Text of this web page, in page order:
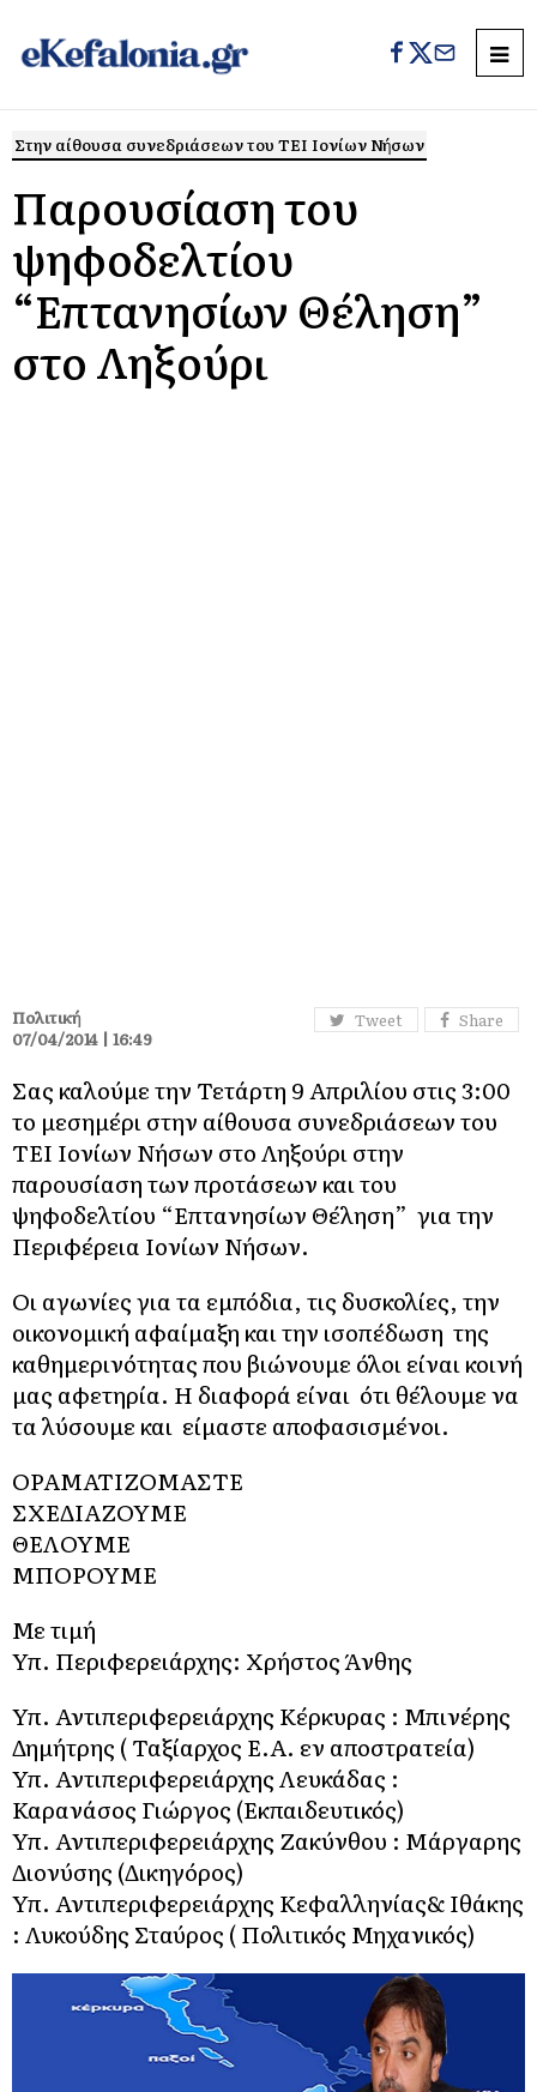
Στην αίθουσα συνεδριάσεων του ΤΕΙ Ιονίων Νήσων
Παρουσίαση του
ψηφοδελτίου
“Επτανησίων Θέληση”
στο Ληξούρι
Tweet Share
Πολιτική
07/04/2014 | 16:49
Σας καλούμε την Τετάρτη 9 Απριλίου στις 3:00
το μεσημέρι στην αίθουσα συνεδριάσεων του
ΤΕΙ Ιονίων Νήσων στο Ληξούρι στην
παρουσίαση των προτάσεων και του
ψηφοδελτίου “Επτανησίων Θέληση” για την
Περιφέρεια Ιονίων Νήσων.
Οι αγωνίες για τα εμπόδια, τις δυσκολίες, την
οικονομική αφαίμαξη και την ισοπέδωση της
καθημερινότητας που βιώνουμε όλοι είναι κοινή
μας αφετηρία. Η διαφορά είναι ότι θέλουμε να
τα λύσουμε και είμαστε αποφασισμένοι.
ΟΡΑΜΑΤΙΖΟΜΑΣΤΕ
ΣΧΕΔΙΑΖΟΥΜΕ
ΘΕΛΟΥΜΕ
ΜΠΟΡΟΥΜΕ
Με τιμή
Υπ. Περιφερειάρχης: Χρήστος Άνθης
Υπ. Αντιπεριφερειάρχης Κέρκυρας : Μπινέρης
Δημήτρης ( Ταξίαρχος Ε.Α. εν αποστρατεία)
Υπ. Αντιπεριφερειάρχης Λευκάδας :
Καρανάσος Γιώργος (Εκπαιδευτικός)
Υπ. Αντιπεριφερειάρχης Ζακύνθου : Μάργαρης
Διονύσης (Δικηγόρος)
Υπ. Αντιπεριφερειάρχης Κεφαλληνίας& Ιθάκης
: Λυκούδης Σταύρος ( Πολιτικός Μηχανικός)